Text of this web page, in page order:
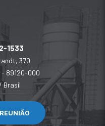
1533
370
- 89120-000
Brasil